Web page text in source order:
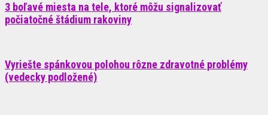
3 boľavé miesta na tele, ktoré môžu signalizovať
počiatočné štádium rakoviny
Vyriešte spánkovou polohou rôzne zdravotné problémy
(vedecky podložené)